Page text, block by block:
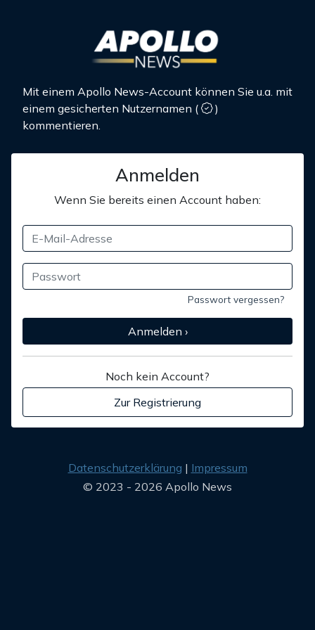
Mit einem Apollo News-Account können Sie u.a. mit
einem gesicherten Nutzernamen (
)
kommentieren.
Anmelden
Wenn Sie bereits einen Account haben:
Passwort vergessen?
Anmelden ›
Noch kein Account?
Zur Registrierung
Datenschutzerklärung
Impressum
© 2023 - 2026 Apollo News